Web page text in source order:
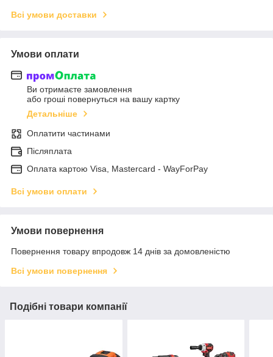
Всі умови доставки
Умови оплати
Ви отримаєте замовлення
або гроші повернуться на вашу картку
Детальніше
Оплатити частинами
Післяплата
Оплата картою Visa, Mastercard - WayForPay
Всі умови оплати
Умови повернення
Повернення товару впродовж 14 днів за домовленістю
Всі умови повернення
Подібні товари компанії